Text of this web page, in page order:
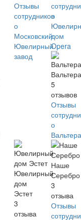
Отзывы
сотрудников
о
Московский
Ювелирный
завод
о
дом
Opera
5
отзывов
Отзывы
о
Ювелирный
дом
Эстет
3
отзыва
Наше
Серебро
3
отзыва
Отзывы